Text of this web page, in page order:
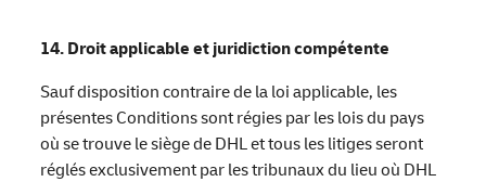
14. Droit applicable et juridiction compétente
Sauf disposition contraire de la loi applicable, les
présentes Conditions sont régies par les lois du pays
où se trouve le siège de DHL et tous les litiges seront
réglés exclusivement par les tribunaux du lieu où DHL